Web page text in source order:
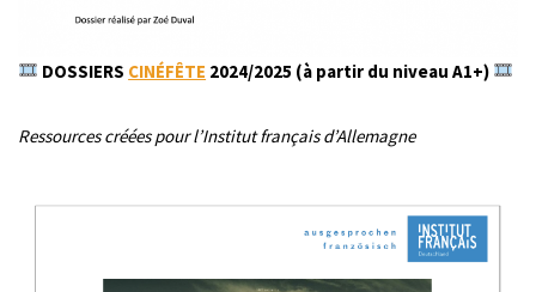
DOSSIERS CINÉFÊTE 2024/2025 (à partir du niveau A1+)
Ressources créées pour l’Institut français d’Allemagne